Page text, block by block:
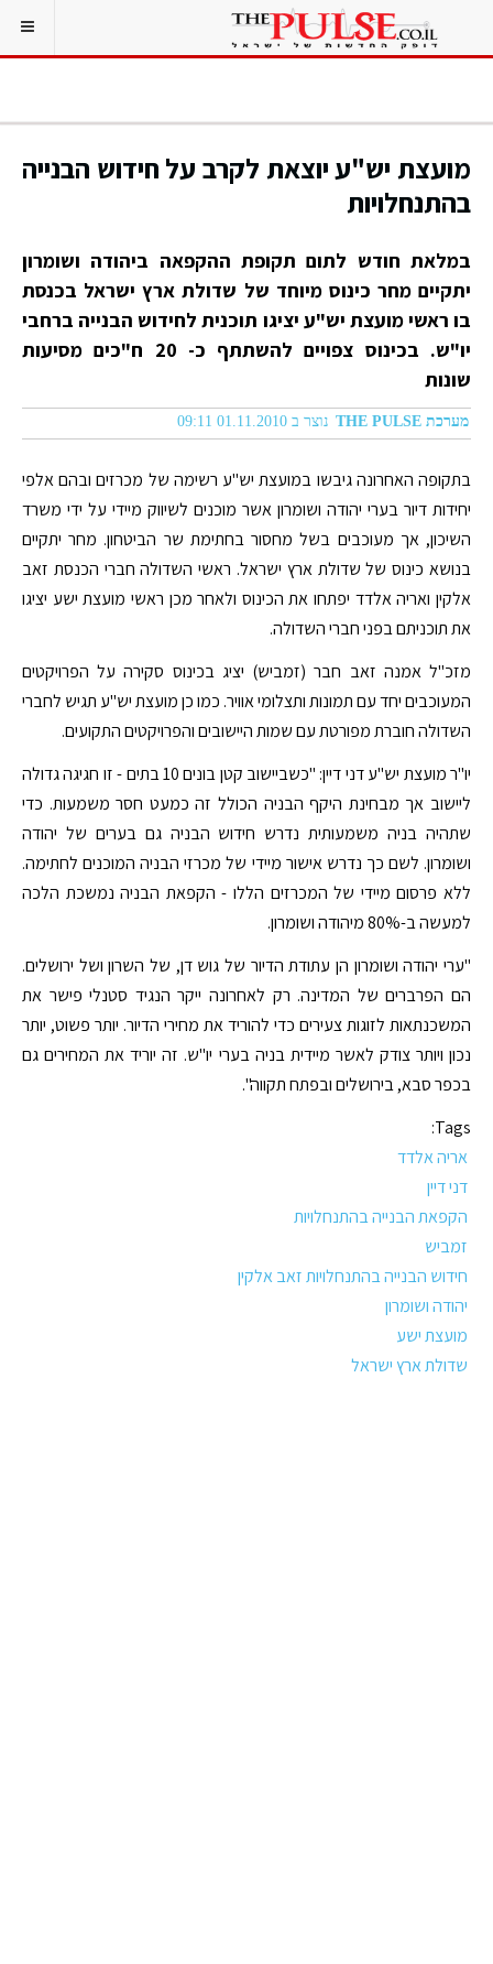
מועצת יש"ע יוצאת לקרב על חידוש הבנייה
בהתנחלויות
במלאת חודש לתום תקופת ההקפאה ביהודה ושומרון
יתקיים מחר כינוס מיוחד של שדולת ארץ ישראל בכנסת
בו ראשי מועצת יש"ע יציגו תוכנית לחידוש הבנייה ברחבי
יו"ש. בכינוס צפויים להשתתף כ- 20 ח"כים מסיעות
שונות
מערכת THE PULSE נוצר ב 01.11.2010 09:11
בתקופה האחרונה גיבשו במועצת יש"ע רשימה של מכרזים ובהם אלפי
יחידות דיור בערי יהודה ושומרון אשר מוכנים לשיווק מיידי על ידי משרד
השיכון, אך מעוכבים בשל מחסור בחתימת שר הביטחון. מחר יתקיים
בנושא כינוס של שדולת ארץ ישראל. ראשי השדולה חברי הכנסת זאב
אלקין ואריה אלדד יפתחו את הכינוס ולאחר מכן ראשי מועצת ישע יציגו
את תוכניתם בפני חברי השדולה.
מזכ"ל אמנה זאב חבר (זמביש) יציג בכינוס סקירה על הפרויקטים
המעוכבים יחד עם תמונות ותצלומי אוויר. כמו כן מועצת יש"ע תגיש לחברי
השדולה חוברת מפורטת עם שמות היישובים והפרויקטים התקועים.
יו"ר מועצת יש"ע דני דיין: "כשביישוב קטן בונים 10 בתים - זו חגיגה גדולה
ליישוב אך מבחינת היקף הבניה הכולל זה כמעט חסר משמעות. כדי
שתהיה בניה משמעותית נדרש חידוש הבניה גם בערים של יהודה
ושומרון. לשם כך נדרש אישור מיידי של מכרזי הבניה המוכנים לחתימה.
ללא פרסום מיידי של המכרזים הללו - הקפאת הבניה נמשכת הלכה
למעשה ב-80% מיהודה ושומרון.
"ערי יהודה ושומרון הן עתודת הדיור של גוש דן, של השרון ושל ירושלים.
הם הפרברים של המדינה. רק לאחרונה ייקר הנגיד סטנלי פישר את
המשכנתאות לזוגות צעירים כדי להוריד את מחירי הדיור. יותר פשוט, יותר
נכון ויותר צודק לאשר מיידית בניה בערי יו"ש. זה יוריד את המחירים גם
בכפר סבא, בירושלים ובפתח תקווה".
Tags:
אריה אלדד
דני דיין
הקפאת הבנייה בהתנחלויות
זמביש
חידוש הבנייה בהתנחלויות זאב אלקין
יהודה ושומרון
מועצת ישע
שדולת ארץ ישראל